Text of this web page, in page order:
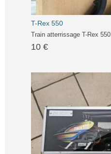
T-Rex 550
Train atterrissage T-Rex 550
10 €